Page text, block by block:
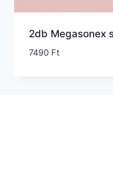
2db Megasonex
7490 Ft